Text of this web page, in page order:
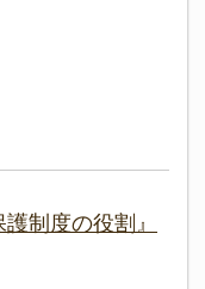
制度の役割』